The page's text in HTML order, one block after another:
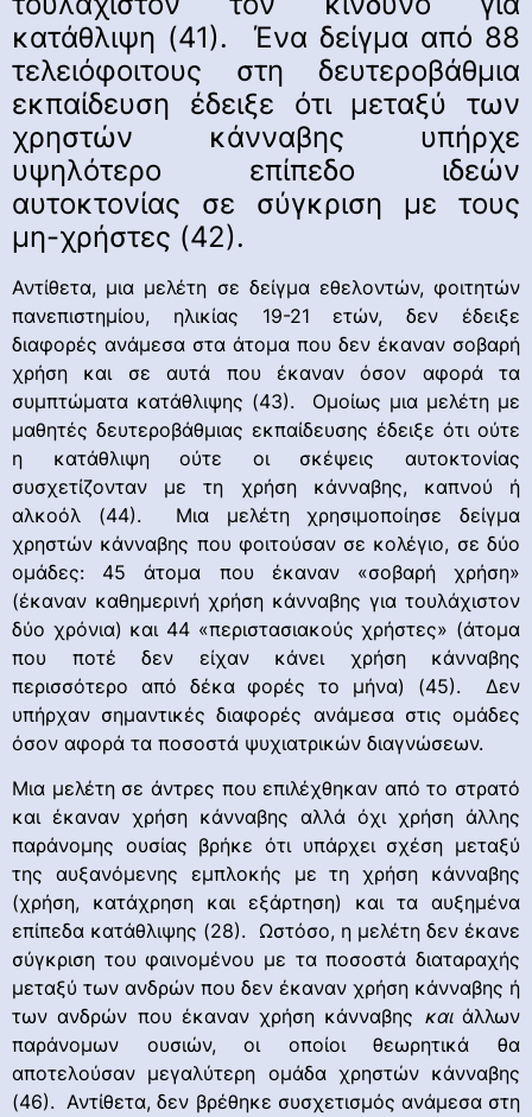
κατάθλιψη (41). Ένα δείγμα από 88
τελειόφοιτους στη δευτεροβάθμια
εκπαίδευση έδειξε ότι μεταξύ των
χρηστών κάνναβης υπήρχε
υψηλότερο επίπεδο ιδεών
αυτοκτονίας σε σύγκριση με τους
μη-χρήστες (42).
Αντίθετα, μια μελέτη σε δείγμα εθελοντών, φοιτητών
πανεπιστημίου, ηλικίας 19-21 ετών, δεν έδειξε
διαφορές ανάμεσα στα άτομα που δεν έκαναν σοβαρή
χρήση και σε αυτά που έκαναν όσον αφορά τα
συμπτώματα κατάθλιψης (43). Ομοίως μια μελέτη με
μαθητές δευτεροβάθμιας εκπαίδευσης έδειξε ότι ούτε
η κατάθλιψη ούτε οι σκέψεις αυτοκτονίας
συσχετίζονταν με τη χρήση κάνναβης, καπνού ή
αλκοόλ (44). Μια μελέτη χρησιμοποίησε δείγμα
χρηστών κάνναβης που φοιτούσαν σε κολέγιο, σε δύο
ομάδες: 45 άτομα που έκαναν «σοβαρή χρήση»
(έκαναν καθημερινή χρήση κάνναβης για τουλάχιστον
δύο χρόνια) και 44 «περιστασιακούς χρήστες» (άτομα
που ποτέ δεν είχαν κάνει χρήση κάνναβης
περισσότερο από δέκα φορές το μήνα) (45). Δεν
υπήρχαν σημαντικές διαφορές ανάμεσα στις ομάδες
όσον αφορά τα ποσοστά ψυχιατρικών διαγνώσεων.
Μια μελέτη σε άντρες που επιλέχθηκαν από το στρατό
και έκαναν χρήση κάνναβης αλλά όχι χρήση άλλης
παράνομης ουσίας βρήκε ότι υπάρχει σχέση μεταξύ
της αυξανόμενης εμπλοκής με τη χρήση κάνναβης
(χρήση, κατάχρηση και εξάρτηση) και τα αυξημένα
επίπεδα κατάθλιψης (28). Ωστόσο, η μελέτη δεν έκανε
σύγκριση του φαινομένου με τα ποσοστά διαταραχής
μεταξύ των ανδρών που δεν έκαναν χρήση κάνναβης ή
των ανδρών που έκαναν χρήση κάνναβης καιάλλων
παράνομων ουσιών, οι οποίοι θεωρητικά θα
αποτελούσαν μεγαλύτερη ομάδα χρηστών κάνναβης
(46). Αντίθετα, δεν βρέθηκε συσχετισμός ανάμεσα στη